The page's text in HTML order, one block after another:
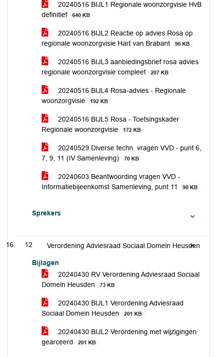
20240516 BIJL1 Regionale woonzorgvisie HvB
definitief
640 KB
20240516 BIJL2 Reactie op advies Rosa op
regionale woonzorgvisie Hart van Brabant
96 KB
20240516 BIJL3 aanbiedingsbrief rosa advies
regionale woonzorgvisie compleet
207 KB
20240516 BIJL4 Rosa-advies - Regionale
woonzorgvisie
192 KB
20240516 BIJL5 Rosa - Toetsingskader
Regionale woonzorgvisie
172 KB
20240529 Diverse techn. vragen VVD - punt 6,
7, 9, 11 (IV Samenleving)
70 KB
20240603 Beantwoording vragen VVD -
Informatiebijeenkomst Samenleving, punt 11
90 KB
Sprekers
12 Verordening Adviesraad Sociaal Domein Heusden
Bijlagen
20240430 RV Verordening Adviesraad Sociaal
Domein Heusden
73 KB
20240430 BIJL1 Verordening Adviesraad
Sociaal Domein Heusden
201 KB
20240430 BIJL2 Verordening met wijzigingen
gearceerd
201 KB